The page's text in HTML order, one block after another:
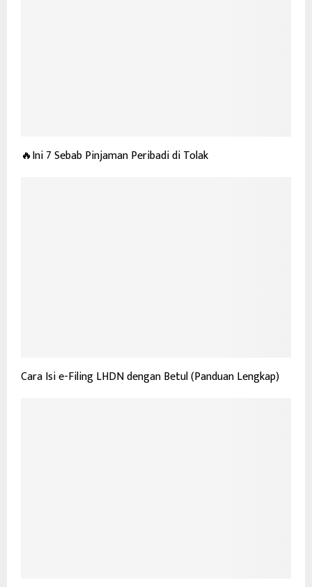
🔥Ini 7 Sebab Pinjaman Peribadi di Tolak
Cara Isi e-Filing LHDN dengan Betul (Panduan Lengkap)